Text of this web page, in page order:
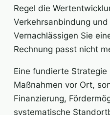
Regel die
Verkehrsanbindung
Vernachlässigen Sie
Rechnung passt nicht
Eine fundierte
Maßnahmen vor Ort,
Finanzierung,
systematische